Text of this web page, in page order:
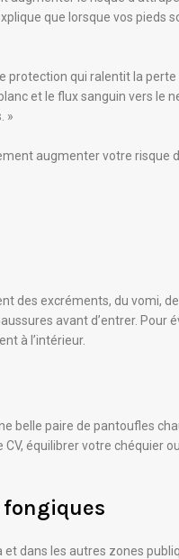
que lorsque vos pieds
protection qui ralentit la
et le flux sanguin vers le
»
augmenter votre risque
des excréments, du vomi,
avant d’entrer. Pour
à l’intérieur.
belle paire de pantoufles
équilibrer votre chéquier
dans les autres zones